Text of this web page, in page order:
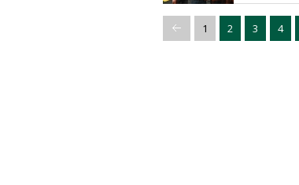
1 2 3 4